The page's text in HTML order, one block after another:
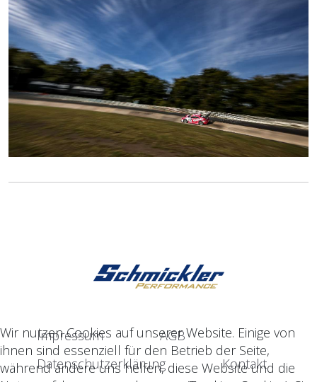
Impressum
AGB
Datenschutzerklärung
Kontakt
Wir nutzen Cookies auf unserer Website. Einige von
ihnen sind essenziell für den Betrieb der Seite,
während andere uns helfen, diese Website und die